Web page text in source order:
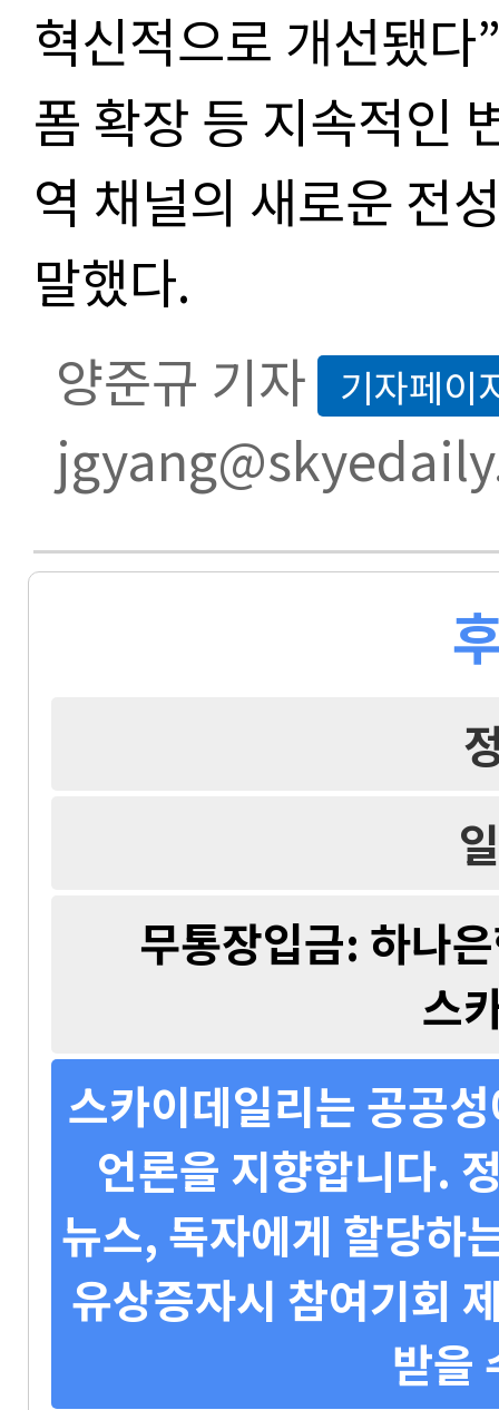
혁신적으로 개선됐
폼 확장 등 지속적인
역 채널의 새로운 전
말했다.
양준규 기자 기자페이
무통장입금: 하나
스
스카이데일리는 공공
언론을 지향합니다.
뉴스, 독자에게 할당하
유상증자시 참여기회
받을